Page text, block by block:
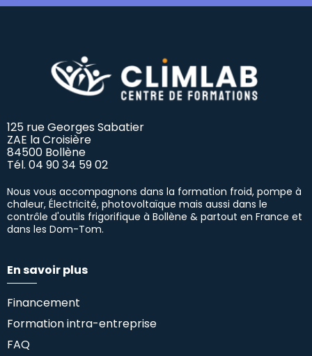
125 rue Georges Sabatier
ZAE la Croisière
84500 Bollène
Tél. 04 90 34 59 02
Nous vous accompagnons dans la formation froid, pompe à
chaleur, Électricité, photovoltaïque mais aussi dans le
contrôle d'outils frigorifique à Bollène & partout en France et
dans les Dom-Tom.
En savoir plus
Financement
Formation intra-entreprise
FAQ